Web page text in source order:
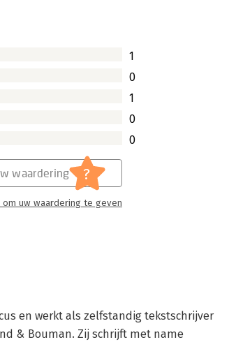
1
0
1
0
0
waardering ?
om uw waardering te geven
en werkt als zelfstandig tekstschrijver
& Bouman. Zij schrijft met name